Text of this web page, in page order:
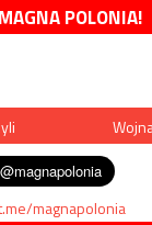
MAGNA POLONIA!
magnapolonia